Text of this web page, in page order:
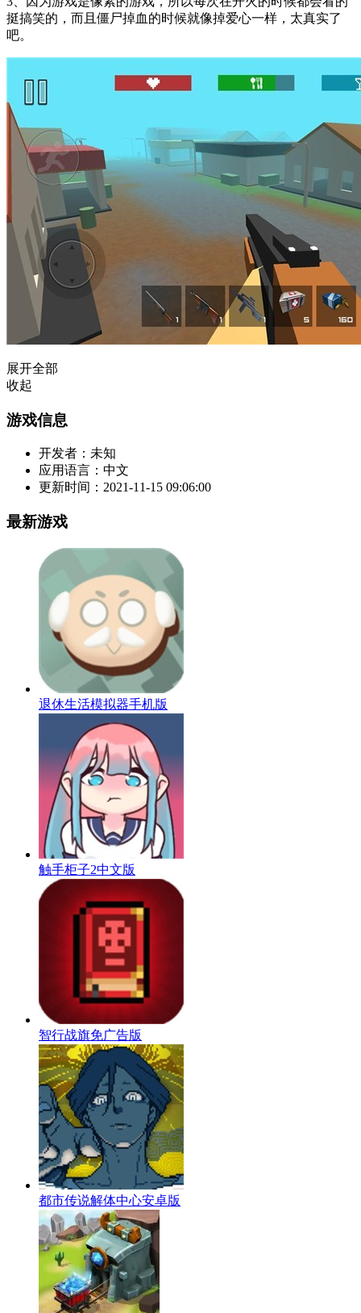
挺搞笑的，而且僵尸掉血的时候就像掉爱心一样，太真实了
吧。
展开全部
收起
游戏信息
开发者： 未知
应用语言： 中文
更新时间： 2021-11-15 09:06:00
最新游戏
退休生活模拟器手机版
触手柜子2中文版
智行战旗免广告版
都市传说解体中心安卓版